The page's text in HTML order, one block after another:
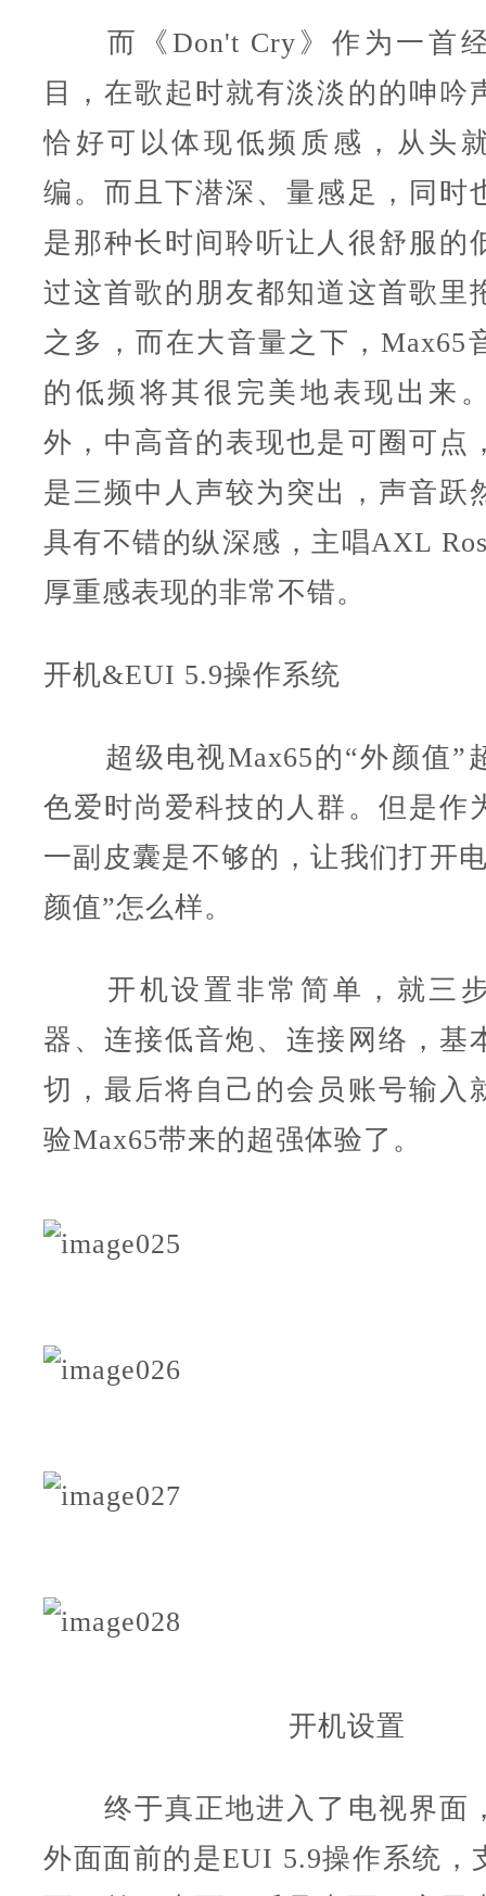
而《Don't Cry》作为一首
目，在歌起时就有淡淡的的呻吟
恰好可以体现低频质感，从头
编。而且下潜深、量感足，同时
是那种长时间聆听让人很舒服的
过这首歌的朋友都知道这首歌里
之多，而在大音量之下，Max65
的低频将其很完美地表现出来
外，中高音的表现也是可圈可点
是三频中人声较为突出，声音跃
具有不错的纵深感，主唱AXL
厚重感表现的非常不错。
开机&EUI 5.9操作系统
超级电视Max65的“外颜值”
色爱时尚爱科技的人群。但是作
一副皮囊是不够的，让我们打开
颜值”怎么样。
开机设置非常简单，就三
器、连接低音炮、连接网络，基
切，最后将自己的会员账号输入
验Max65带来的超强体验了。
开机设置
终于真正地进入了电视界面
外面面前的是EUI 5.9操作系统，